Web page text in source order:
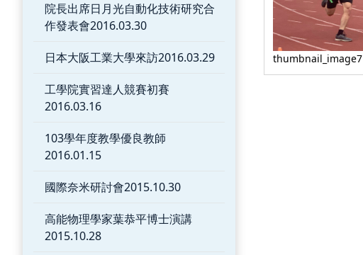
院長出席日月光自動化技術研究合
作發表會2016.03.30
日本大阪工業大學來訪2016.03.29
工學院實習達人競賽初賽
2016.03.16
103學年度教學優良教師
2016.01.15
國際奈米研討會2015.10.30
高能物理學家葉恭平博士演講
2015.10.28
thumbnail_image7